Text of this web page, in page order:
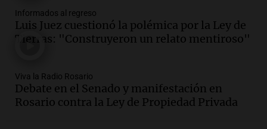
controvertidos
Panorama Federal
Episodios
privada en el Senado Nacional
Panorama Federal
Episodios
Informados al regreso
Luis Juez cuestionó la polémica por la Ley de
Tierras: "Construyeron un relato mentiroso"
Viva la Radio Rosario
Debate en el Senado y manifestación en
Rosario contra la Ley de Propiedad Privada